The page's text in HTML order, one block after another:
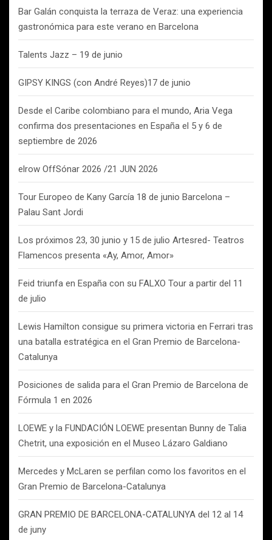
Bar Galán conquista la terraza de Veraz: una experiencia
gastronómica para este verano en Barcelona
Talents Jazz – 19 de junio
GIPSY KINGS (con André Reyes)17 de junio
Desde el Caribe colombiano para el mundo, Aria Vega
confirma dos presentaciones en España el 5 y 6 de
septiembre de 2026
elrow OffSónar 2026 /21 JUN 2026
Tour Europeo de Kany García 18 de junio Barcelona –
Palau Sant Jordi
Los próximos 23, 30 junio y 15 de julio Artesred- Teatros
Flamencos presenta «Ay, Amor, Amor»
Feid triunfa en España con su FALXO Tour a partir del 11
de julio
Lewis Hamilton consigue su primera victoria en Ferrari tras
una batalla estratégica en el Gran Premio de Barcelona-
Catalunya
Posiciones de salida para el Gran Premio de Barcelona de
Fórmula 1 en 2026
LOEWE y la FUNDACIÓN LOEWE presentan Bunny de Talia
Chetrit, una exposición en el Museo Lázaro Galdiano
Mercedes y McLaren se perfilan como los favoritos en el
Gran Premio de Barcelona-Catalunya
GRAN PREMIO DE BARCELONA-CATALUNYA del 12 al 14
de juny